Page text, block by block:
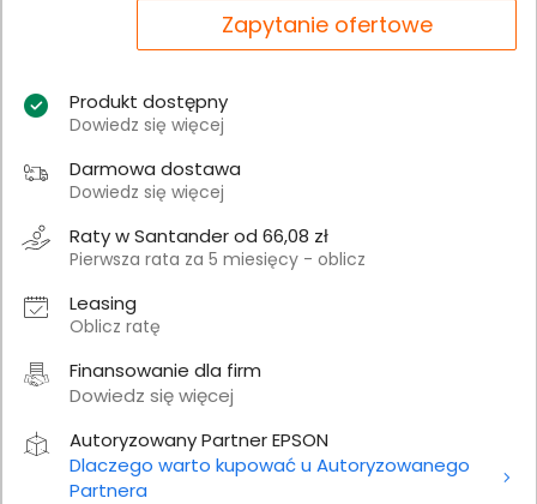
Zapytanie ofertowe
Produkt dostępny
Dowiedz się więcej
Darmowa dostawa
Dowiedz się więcej
Raty w Santander od 66,08 zł
Pierwsza rata za 5 miesięcy - oblicz
Leasing
Oblicz ratę
Finansowanie dla firm
Dowiedz się więcej
Autoryzowany Partner EPSON
Dlaczego warto kupować u Autoryzowanego
Partnera